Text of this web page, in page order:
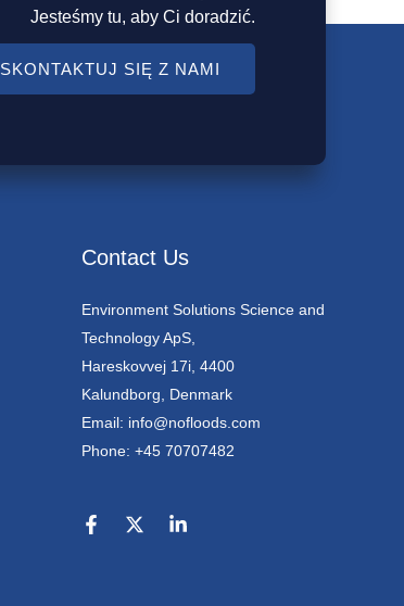
Jesteśmy tu, aby Ci doradzić.
SKONTAKTUJ SIĘ Z NAMI
Contact Us
Environment Solutions Science and
Technology ApS,
Hareskovvej 17i, 4400
Kalundborg, Denmark
Email: info@nofloods.com
Phone: +45 70707482